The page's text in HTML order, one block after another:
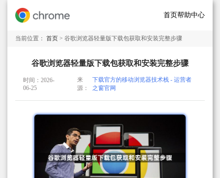
首页帮助中心
当前位置： 首页 > 谷歌浏览器轻量版下载包获取和安装完整步骤
谷歌浏览器轻量版下载包获取和安装完整步骤
时间：2026-
06-25
来
源：
下载官方的移动浏览器技术栈 - 运营者
之窗官网